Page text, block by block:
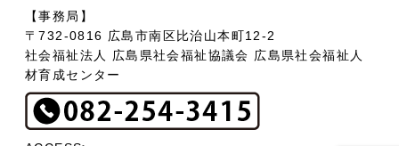
【事務局】
〒732-0816 広島市南区比治山本町12-2
社会福祉法人 広島県社会福祉協議会 広島県社会福祉人
材育成センター